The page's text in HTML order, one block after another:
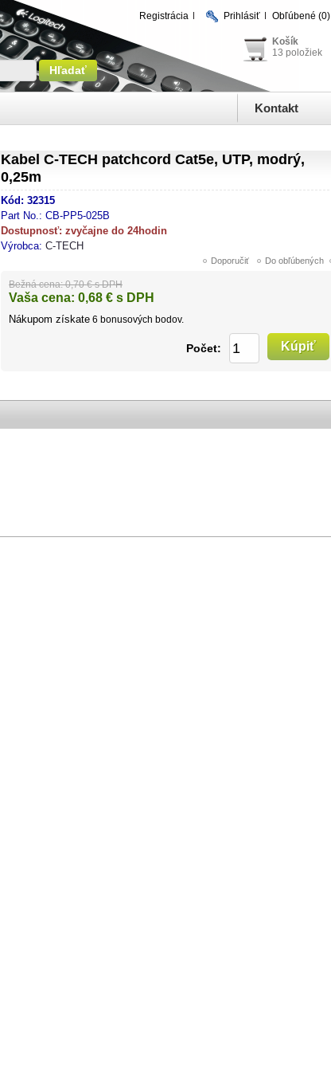
Registrácia Prihlásiť Obľúbené (0)
Košík
13 položiek
Kontakt
Kabel C-TECH patchcord Cat5e, UTP, modrý,
0,25m
Kód: 32315
Part No.: CB-PP5-025B
Dostupnosť: zvyčajne do 24hodin
Výrobca: C-TECH
Bežná cena: 0,70 € s DPH
Vaša cena: 0,68 € s DPH
Nákupom získate 6 bonusových bodov.
Počet: